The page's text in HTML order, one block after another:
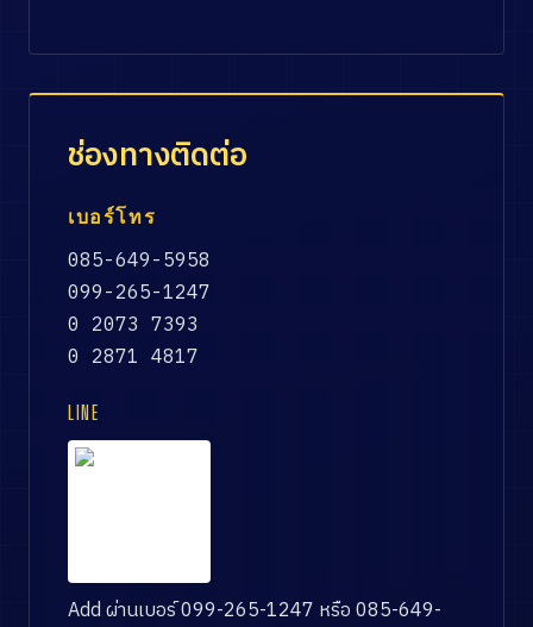
ช่องทางติดต่อ
เบอร์โทร
085-649-5958
099-265-1247
0 2073 7393
0 2871 4817
LINE
Add ผ่านเบอร์ 099-265-1247 หรือ 085-649-